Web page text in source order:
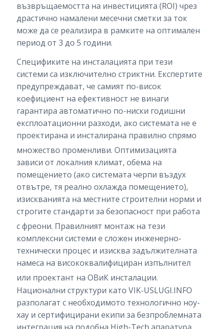
възвръщаемостта на инвестицията (ROI) чрез
драстично намалени месечни сметки за ток
може да се реализира в рамките на оптимален
период от 3 до 5 години.
Спецификите на инсталацията при тези
системи са изключително стриктни. Експертите
предупреждават, че самият по-висок
коефициент на ефективност не винаги
гарантира автоматично по-ниски годишни
експлоатационни разходи, ако системата не е
проектирана и инсталирана правилно спрямо
множество променливи. Оптимизацията
зависи от локалния климат, обема на
помещението (ако системата черпи въздух
отвътре, тя реално охлажда помещението),
изискванията на местните строителни норми и
строгите стандарти за безопасност при работа
с фреони. Правилният монтаж на тези
комплексни системи е сложен инженерно-
технически процес и изисква задължителната
намеса на висококвалифициран изпълнител
или проектант на ОВиК инсталации.
Национални структури като VIK-USLUGI.INFO
разполагат с необходимото технологично ноу-
хау и сертифицирани екипи за безпроблемната